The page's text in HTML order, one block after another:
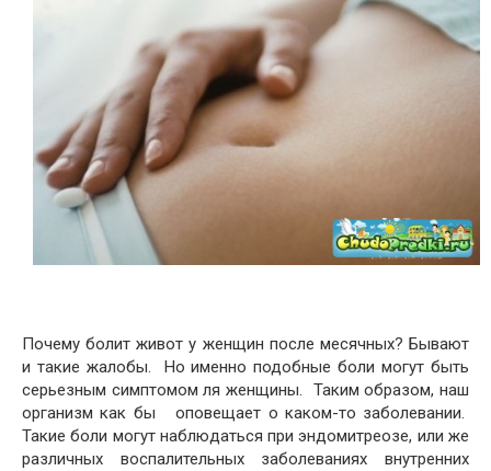
Почему болит живот у женщин после месячных? Бывают
и такие жалобы. Но именно подобные боли могут быть
серьезным симптомом ля женщины. Таким образом, наш
организм как бы оповещает о каком-то заболевании.
Такие боли могут наблюдаться при эндомитреозе, или же
различных воспалительных заболеваниях внутренних